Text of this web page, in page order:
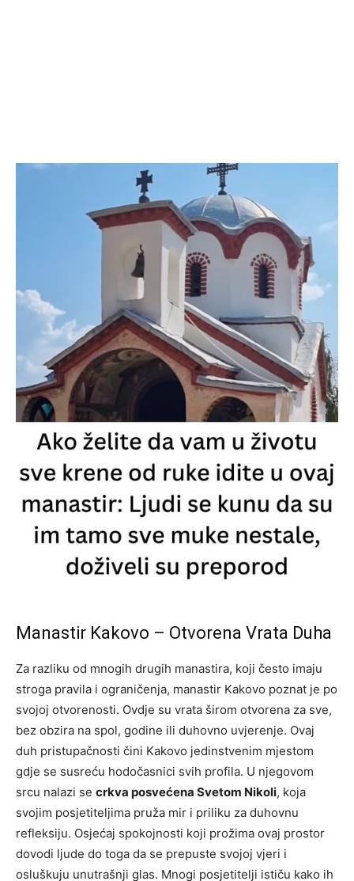
Manastir Kakovo – Otvorena Vrata Duha
Za razliku od mnogih drugih manastira, koji često imaju
stroga pravila i ograničenja, manastir Kakovo poznat je po
svojoj otvorenosti. Ovdje su vrata širom otvorena za sve,
bez obzira na spol, godine ili duhovno uvjerenje. Ovaj
duh pristupačnosti čini Kakovo jedinstvenim mjestom
gdje se susreću hodočasnici svih profila. U njegovom
srcu nalazi se crkva posvećena Svetom Nikoli, koja
svojim posjetiteljima pruža mir i priliku za duhovnu
refleksiju. Osjećaj spokojnosti koji prožima ovaj prostor
dovodi ljude do toga da se prepuste svojoj vjeri i
osluškuju unutrašnji glas. Mnogi posjetitelji ističu kako ih